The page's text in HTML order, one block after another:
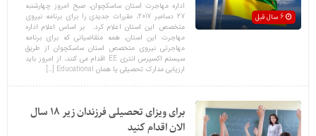
اداره مهاجرت استان ساسکچوان، صبح امروز چهارشنبه
27 دسامبر 2017، مقررات جدیدی را برای برنامه نیروی
متخصص این استان اعلام کرد. بر اساس اعلام اداره
مهاجرت این استان، همه متقاضیانی که برای برنامه
مهاجرتی نیروی متخصص استان ساسکچوان از طریق
سیستم اکسپرس انتری EE اقدام می کنند، از امروز باید
ارزیابی مدارک تحصیلی یا همان Educational […]
برای ویزای تحصیلی فرزندان زیر ۱۸ سال
الان اقدام کنید